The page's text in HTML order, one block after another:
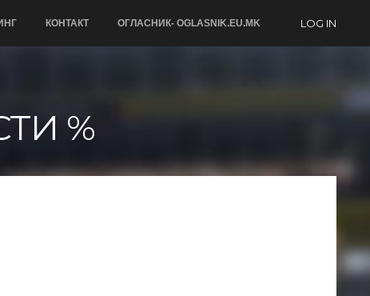
LOG IN
КОНТАКТ ОГЛАСНИК- OGLASNIK.EU.MK
%